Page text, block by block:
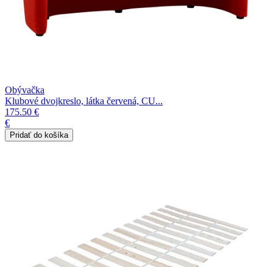
Obývačka
Klubové dvojkreslo, látka červená, CU...
175.50 €
€